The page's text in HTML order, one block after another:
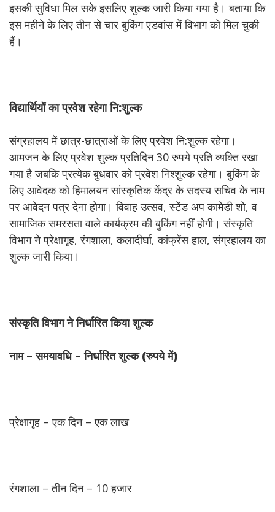
इसकी सुविधा मिल सके इसलिए शुल्क जारी किया गया है। बताया कि
इस महीने के लिए तीन से चार बुकिंग एडवांस में विभाग को मिल चुकी
हैं।
विद्यार्थियोंकाप्रवेशरहेगानि:शुल्क
संग्रहालय में छात्र-छात्राओं के लिए प्रवेश नि:शुल्क रहेगा।
आमजन के लिए प्रवेश शुल्क प्रतिदिन 30 रुपये प्रति व्यक्ति रखा
गया है जबकि प्रत्येक बुधवार को प्रवेश निश्शुल्क रहेगा। बुकिंग के
लिए आवेदक को हिमालयन सांस्कृतिक केंद्र के सदस्य सचिव के नाम
पर आवेदन पत्र देना होगा। विवाह उत्सव, स्टेंड अप कामेडी शो, व
सामाजिक समरसता वाले कार्यक्रम की बुकिंग नहीं होगी। संस्कृति
विभाग ने प्रेक्षागृह, रंगशाला, कलादीर्घा, कांफ्रेंस हाल, संग्रहालय का
शुल्क जारी किया।
संस्कृतिविभागनेनिर्धारितकियाशुल्क
नाम –समयावधि –निर्धारितशुल्क (रुपयेमें)
प्रेक्षागृह – एक दिन – एक लाख
रंगशाला – तीन दिन – 10 हजार